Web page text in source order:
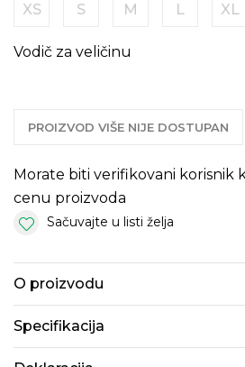
XS S M L XL
Vodič za veličinu
PROIZVOD VIŠE NIJE DOSTUPAN
Morate biti verifikovani korisnik
cenu proizvoda
Sačuvajte u listi želja
O proizvodu
Specifikacija